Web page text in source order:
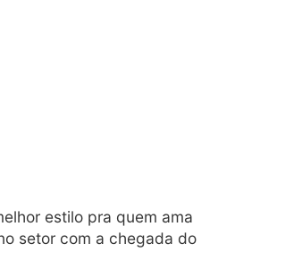
estilo pra quem ama
setor com a chegada do